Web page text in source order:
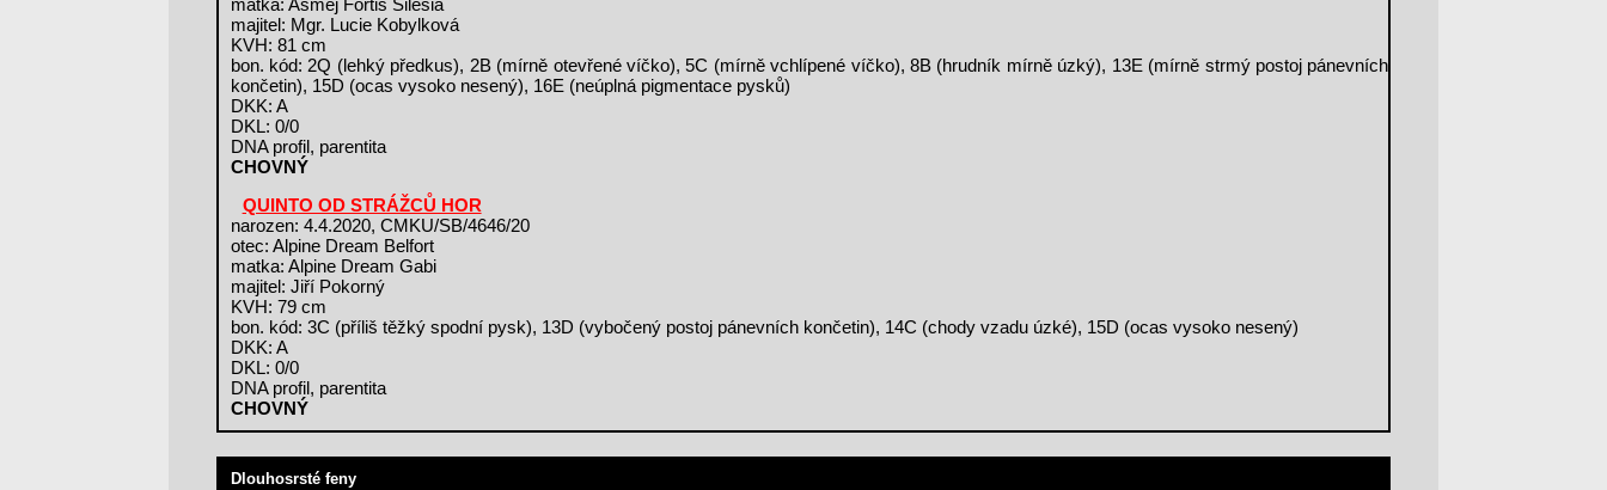
majitel: Mgr. Lucie Kobylková
KVH: 81 cm
bon. kód: 2Q (lehký předkus), 2B (mírně otevřené víčko), 5C (mírně vchlípené víčko), 8B (hrudník mírně úzký), 13E (mírně strmý postoj pánevních
končetin), 15D (ocas vysoko nesený), 16E (neúplná pigmentace pysků)
DKK: A
DKL: 0/0
DNA profil, parentita
CHOVNÝ
QUINTO OD STRÁŽCŮ HOR
narozen: 4.4.2020, CMKU/SB/4646/20
otec: Alpine Dream Belfort
matka: Alpine Dream Gabi
majitel: Jiří Pokorný
KVH: 79 cm
bon. kód: 3C (příliš těžký spodní pysk), 13D (vybočený postoj pánevních končetin), 14C (chody vzadu úzké), 15D (ocas vysoko nesený)
DKK: A
DKL: 0/0
DNA profil, parentita
CHOVNÝ
Dlouhosrsté feny